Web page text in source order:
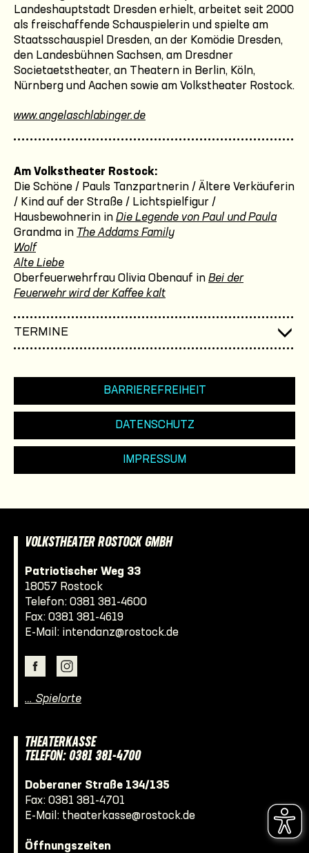
Landeshauptstadt Dresden erhielt, arbeitet seit 2000
als freischaffende Schauspielerin und spielte am
Staatsschauspiel Dresden, an der Komödie Dresden,
den Landesbühnen Sachsen, am Dresdner
Societaetstheater, an Theatern in Berlin, Köln,
Nürnberg und Aachen sowie am Volkstheater Rostock.
www.angelaschlabinger.de
Am Volkstheater Rostock:
Die Schöne / Pauls Tanzpartnerin / Ältere Verkäuferin
/ Kind auf der Straße / Lichtspielfigur /
Hausbewohnerin in Die Legende von Paul und Paula
Grandma in The Addams Family
Wolf
Alte Liebe
Oberfeuerwehrfrau Olivia Obenauf in Bei der
Feuerwehr wird der Kaffee kalt
TERMINE
BARRIEREFREIHEIT
DATENSCHUTZ
IMPRESSUM
VOLKSTHEATER ROSTOCK GMBH
Patriotischer Weg 33
18057 Rostock
Telefon: 0381 381-4600
Fax: 0381 381-4619
E-Mail: intendanz@rostock.de
… Spielorte
THEATERKASSE
TELEFON: 0381 381-4700
Doberaner Straße 134/135
Fax: 0381 381-4701
E-Mail: theaterkasse@rostock.de
Öffnungszeiten